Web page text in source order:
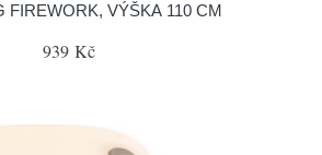
FIREWORK, VÝŠKA 110 CM
939 Kč